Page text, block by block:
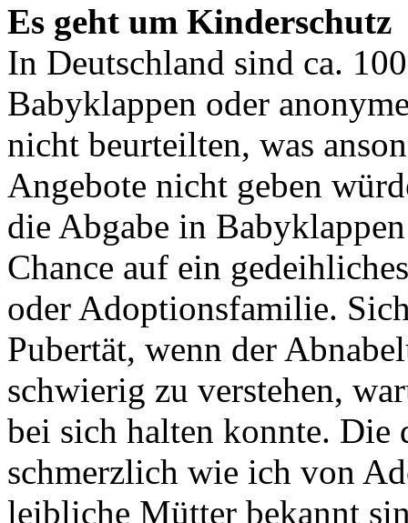
Es geht um Kinderschutz
In Deutschland sind ca.
Babyklappen oder
nicht beurteilten, was
Angebote nicht geben
die Abgabe in
Chance auf ein
oder Adoptionsfamilie.
Pubertät, wenn der
schwierig zu verstehen,
bei sich halten konnte. Die
schmerzlich wie ich von
leibliche Mütter bekannt